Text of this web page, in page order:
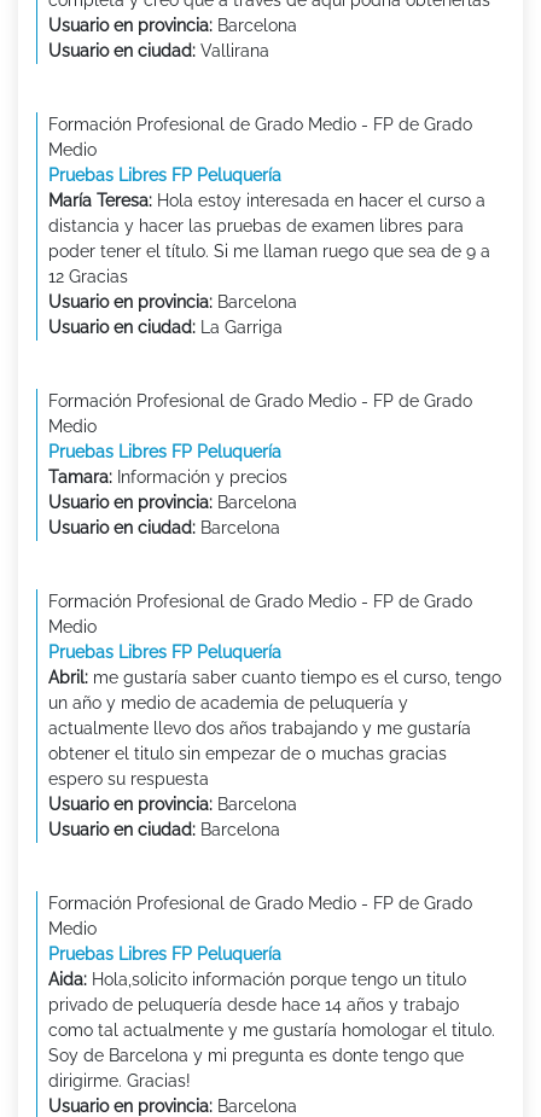
Usuario en provincia: Barcelona
Usuario en ciudad: Vallirana
Formación Profesional de Grado Medio - FP de Grado
Medio
Pruebas Libres FP Peluquería
María Teresa: Hola estoy interesada en hacer el curso a
distancia y hacer las pruebas de examen libres para
poder tener el título. Si me llaman ruego que sea de 9 a
12 Gracias
Usuario en provincia: Barcelona
Usuario en ciudad: La Garriga
Formación Profesional de Grado Medio - FP de Grado
Medio
Pruebas Libres FP Peluquería
Tamara: Información y precios
Usuario en provincia: Barcelona
Usuario en ciudad: Barcelona
Formación Profesional de Grado Medio - FP de Grado
Medio
Pruebas Libres FP Peluquería
Abril: me gustaría saber cuanto tiempo es el curso, tengo
un año y medio de academia de peluquería y
actualmente llevo dos años trabajando y me gustaría
obtener el titulo sin empezar de 0 muchas gracias
espero su respuesta
Usuario en provincia: Barcelona
Usuario en ciudad: Barcelona
Formación Profesional de Grado Medio - FP de Grado
Medio
Pruebas Libres FP Peluquería
Aida: Hola,solicito información porque tengo un titulo
privado de peluquería desde hace 14 años y trabajo
como tal actualmente y me gustaría homologar el titulo.
Soy de Barcelona y mi pregunta es donte tengo que
dirigirme. Gracias!
Usuario en provincia: Barcelona